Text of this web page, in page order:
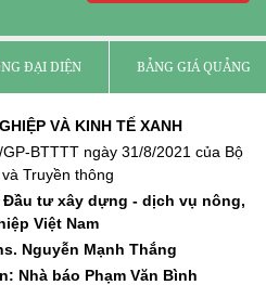
ĐẠI DIỆN BẢNG GIÁ QUẢNG
VÀ KINH TẾ XANH
BTTTT ngày 31/8/2021 của Bộ
Truyền thông
Đầu tư xây dựng - dịch vụ nông,
Việt Nam
Nguyễn Mạnh Thắng
Nhà báo Phạm Văn Bình